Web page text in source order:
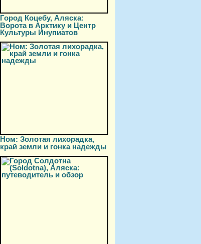
Город Коцебу, Аляска:
Ворота в Арктику и Центр
Культуры Инупиатов
Ном: Золотая лихорадка,
край земли и гонка надежды